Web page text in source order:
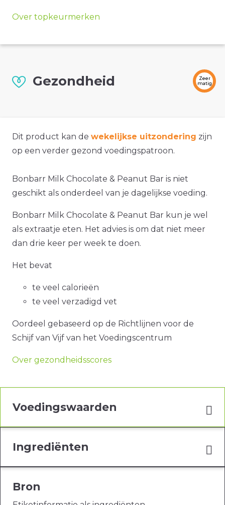
Over topkeurmerken
Gezondheid
Zeer
matig
Dit product kan de wekelijkse uitzondering zijn
op een verder gezond voedingspatroon.
Bonbarr Milk Chocolate & Peanut Bar is niet
geschikt als onderdeel van je dagelijkse voeding.
Bonbarr Milk Chocolate & Peanut Bar kun je wel
als extraatje eten. Het advies is om dat niet meer
dan drie keer per week te doen.
Het bevat
te veel calorieën
te veel verzadigd vet
Oordeel gebaseerd op de Richtlijnen voor de
Schijf van Vijf van het Voedingscentrum
Over gezondheidsscores
Voedingswaarden
Ingrediënten
Bron